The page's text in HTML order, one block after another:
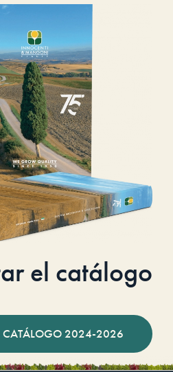
el catálogo
CATÁLOGO 2024-2026